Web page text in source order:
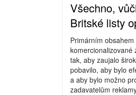
Všechno,
Britské listy
Primárním
komercionalizované
tak, aby zaujalo
pobavilo, aby bylo
a aby bylo možno
zadavatelům